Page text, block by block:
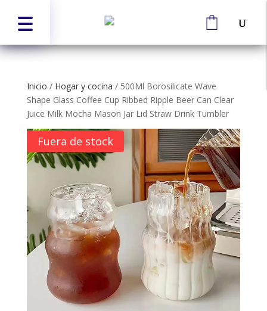
Inicio / Hogar y cocina / 500Ml Borosilicate Wave
Shape Glass Coffee Cup Ribbed Ripple Beer Can Clear
Juice Milk Mocha Mason Jar Lid Straw Drink Tumbler
Fuera de stock